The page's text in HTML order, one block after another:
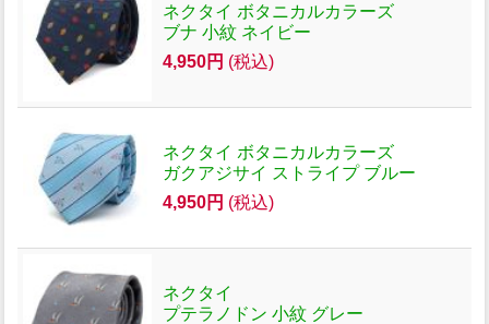
ネクタイ ボタニカルカラーズ
ブナ 小紋 ネイビー
4,950円 (税込)
ネクタイ ボタニカルカラーズ
ガクアジサイ ストライプ ブルー
4,950円 (税込)
ネクタイ
プテラノドン 小紋 グレー